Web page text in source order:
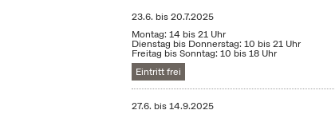
23.6. bis20.7.2025
Montag: 14 bis 21 Uhr
Dienstag bis Donnerstag: 10 bis 21 Uhr
Freitag bis Sonntag: 10 bis 18 Uhr
Eintritt frei
27.6. bis14.9.2025